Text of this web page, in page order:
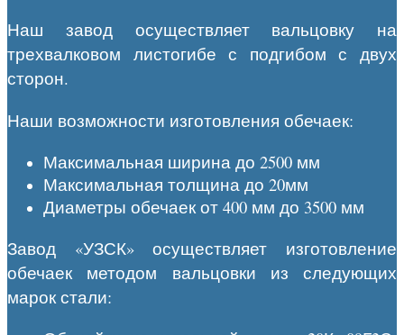
Наш завод осуществляет вальцовку на
трехвалковом листогибе с подгибом с двух
сторон.
Наши возможности изготовления обечаек:
Максимальная ширина до 2500 мм
Максимальная толщина до 20мм
Диаметры обечаек от 400 мм до 3500 мм
Завод «УЗСК» осуществляет изготовление
обечаек методом вальцовки из следующих
марок стали: